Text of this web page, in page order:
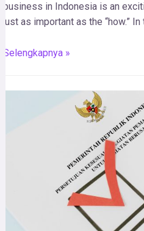
business in Indonesia is an
just as important as the “how.”
Selengkapnya »